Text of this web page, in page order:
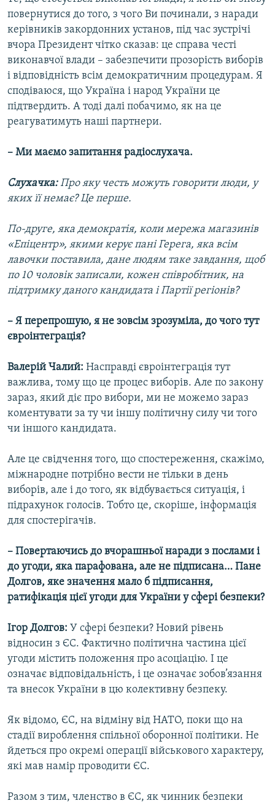
повернутися до того, з чого Ви починали, з наради
керівників закордонних установ, під час зустрічі
вчора Президент чітко сказав: це справа честі
виконавчої влади – забезпечити прозорість виборів
і відповідність всім демократичним процедурам. Я
сподіваюся, що Україна і народ України це
підтвердить. А тоді далі побачимо, як на це
реагуватимуть наші партнери.
– Ми маємо запитання радіослухача.
Слухачка:Про яку честь можуть говорити люди, у
яких її немає? Це перше.
По-друге, яка демократія, коли мережа магазинів
«Епіцентр», якими керує пані Герега, яка всім
лавочки поставила, дане людям таке завдання, щоб
по 10 чоловік записали, кожен співробітник, на
підтримку даного кандидата і Партії регіонів?
– Я перепрошую, я не зовсім зрозуміла, до чого тут
євроінтеграція?
Валерій Чалий: Насправді євроінтеграція тут
важлива, тому що це процес виборів. Але по закону
зараз, який діє про вибори, ми не можемо зараз
коментувати за ту чи іншу політичну силу чи того
чи іншого кандидата.
Але це свідчення того, що спостереження, скажімо,
міжнародне потрібно вести не тільки в день
виборів, але і до того, як відбувається ситуація, і
підрахунок голосів. Тобто це, скоріше, інформація
для спостерігачів.
– Повертаючись до вчорашньої наради з послами і
до угоди, яка парафована, але не підписана… Пане
Долгов, яке значення мало б підписання,
ратифікація цієї угоди для України у сфері безпеки?
Ігор Долгов: У сфері безпеки? Новий рівень
відносин з ЄС. Фактично політична частина цієї
угоди містить положення про асоціацію. І це
означає відповідальність, і це означає зобов’язання
та внесок України в цю колективну безпеку.
Як відомо, ЄС, на відміну від НАТО, поки що на
стадії вироблення спільної оборонної політики. Не
йдеться про окремі операції військового характеру,
які мав намір проводити ЄС.
Разом з тим, членство в ЄС, як чинник безпеки